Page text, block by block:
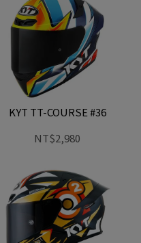
KYT TT-COURSE #36
NT$2,980